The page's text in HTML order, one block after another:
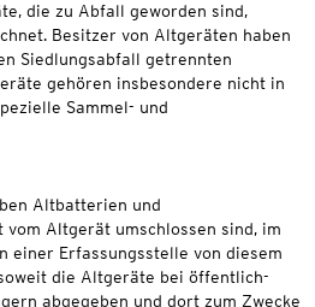
die zu Abfall geworden sind,
Besitzer von Altgeräten haben
Siedlungsabfall getrennten
gehören insbesondere nicht in
Sammel- und
Altbatterien und
Altgerät umschlossen sind, im
einer Erfassungsstelle von diesem
die Altgeräte bei öffentlich-
abgegeben und dort zum Zwecke